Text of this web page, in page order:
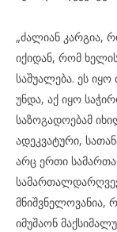
„ძალიან კარგია,
იქიდან, რომ
საშუალება. ეს
უნდა, აქ იყო
საზოგადოებამ
ადეკვატური,
არც ერთი
მნიშვნელოვანია,
იმუშაონ